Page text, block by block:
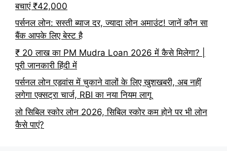
बचाएं ₹42,000
पर्सनल लोन: सस्ती ब्याज दर, ज्यादा लोन अमाउंट! जानें कौन सा
बैंक आपके लिए बेस्ट है
₹ 20 लाख का PM Mudra Loan 2026 में कैसे मिलेगा? |
पूरी जानकारी हिंदी में
पर्सनल लोन एडवांस में चुकाने वालों के लिए खुशखबरी, अब नहीं
लगेगा एक्सट्रा चार्ज, RBI का नया नियम लागू
लो सिबिल स्कोर लोन 2026, सिबिल स्कोर कम होने पर भी लोन
कैसे पाएं?